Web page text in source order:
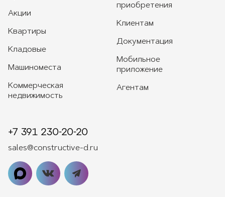
Акции
Квартиры
Кладовые
Машиноместа
Коммерческая
недвижимость
приобретения
Клиентам
Документация
Мобильное
приложение
Агентам
+7 391 230-20-20
sales@constructive-d.ru